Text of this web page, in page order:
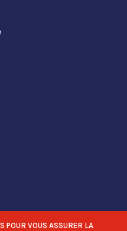
POUR VOUS ASSURER LA